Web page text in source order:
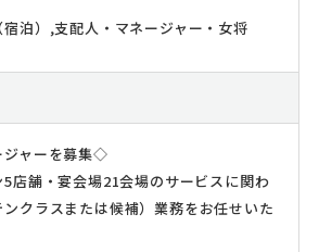
泊）,支配人・マネージャー・女将
ャーを募集◇
店舗・宴会場21会場のサービスに関わ
クラスまたは候補）業務をお任せいた